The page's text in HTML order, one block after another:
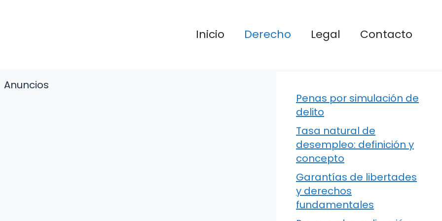
Inicio Derecho Legal Contacto
Anuncios
Penas por simulación de
delito
Tasa natural de
desempleo: definición y
concepto
Garantías de libertades
y derechos
fundamentales